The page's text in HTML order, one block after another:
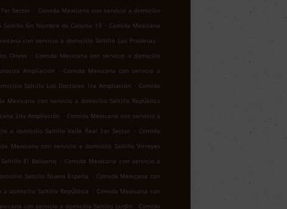
Sector . Comida Mexicana con servicio a domicilio
Sin Nombre de Colonia 19 . Comida Mexicana
con servicio a domicilio Saltillo Las Praderas .
Olivos . Comida Mexicana con servicio a domicilio
Ampliación . Comida Mexicana con servicio a
Saltillo Los Doctores 1ra Ampliación . Comida
Mexicana con servicio a domicilio Saltillo República
2da Ampliación . Comida Mexicana con servicio a
a domicilio Saltillo Valle Real 1er Sector . Comida
Mexicana con servicio a domicilio Saltillo Virreyes
El Baluarte . Comida Mexicana con servicio a
Saltillo Nueva España . Comida Mexicana con
a domicilio Saltillo República . Comida Mexicana con
con servicio a domicilio Saltillo Jardín . Comida